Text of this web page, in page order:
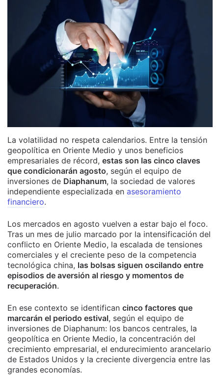
La volatilidad no respeta calendarios. Entre la tensión
geopolítica en Oriente Medio y unos beneficios
empresariales de récord, estas son las cinco claves
que condicionarán agosto, según el equipo de
inversiones de Diaphanum, la sociedad de valores
independiente especializada en asesoramiento
financiero.
Los mercados en agosto vuelven a estar bajo el foco.
Tras un mes de julio marcado por la intensificación del
conflicto en Oriente Medio, la escalada de tensiones
comerciales y el creciente peso de la competencia
tecnológica china, las bolsas siguen oscilando entre
episodios de aversión al riesgo y momentos de
recuperación.
En ese contexto se identifican cinco factores que
marcarán el periodo estival, según el equipo de
inversiones de Diaphanum: los bancos centrales, la
geopolítica en Oriente Medio, la concentración del
crecimiento empresarial, el endurecimiento arancelario
de Estados Unidos y la creciente divergencia entre las
grandes economías.